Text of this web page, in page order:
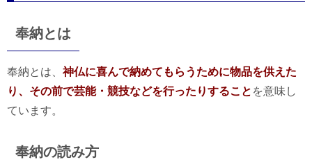
奉納とは
奉納とは、神仏に喜んで納めてもらうために物品を供えた
り、その前で芸能・競技などを行ったりすること を意味し
ています。
奉納の読み方